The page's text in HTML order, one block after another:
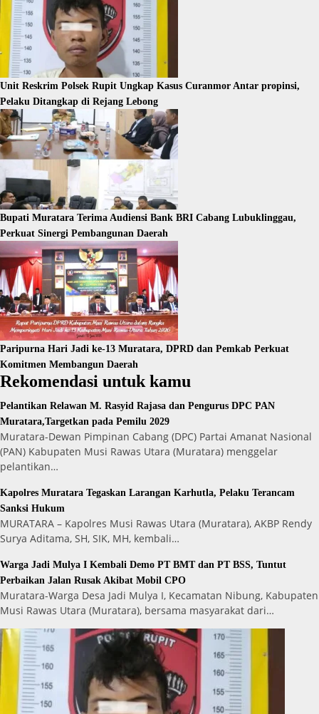
Unit Reskrim Polsek Rupit Ungkap Kasus Curanmor Antar propinsi,
Pelaku Ditangkap di Rejang Lebong
Bupati Muratara Terima Audiensi Bank BRI Cabang Lubuklinggau,
Perkuat Sinergi Pembangunan Daerah
Paripurna Hari Jadi ke-13 Muratara, DPRD dan Pemkab Perkuat
Komitmen Membangun Daerah
Rekomendasi untuk kamu
Pelantikan Relawan M. Rasyid Rajasa dan Pengurus DPC PAN
Muratara,Targetkan pada Pemilu 2029
Muratara-Dewan Pimpinan Cabang (DPC) Partai Amanat Nasional
(PAN) Kabupaten Musi Rawas Utara (Muratara) menggelar
pelantikan…
Kapolres Muratara Tegaskan Larangan Karhutla, Pelaku Terancam
Sanksi Hukum
MURATARA – Kapolres Musi Rawas Utara (Muratara), AKBP Rendy
Surya Aditama, SH, SIK, MH, kembali…
Warga Jadi Mulya I Kembali Demo PT BMT dan PT BSS, Tuntut
Perbaikan Jalan Rusak Akibat Mobil CPO
Muratara-Warga Desa Jadi Mulya I, Kecamatan Nibung, Kabupaten
Musi Rawas Utara (Muratara), bersama masyarakat dari…